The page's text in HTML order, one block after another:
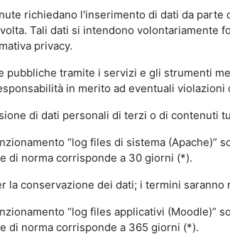
richiedano l'inserimento di dati da
Tali dati si intendono
privacy.
tramite i servizi e gli strumenti
in merito ad eventuali violazioni
di dati personali di terzi o di contenuti
“log files di sistema
di norma corrisponde a 30 giorni (*).
conservazione dei dati; i termini
“log files applicativi
di norma corrisponde a 365 giorni (*).